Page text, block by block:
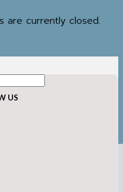
are currently closed.
US